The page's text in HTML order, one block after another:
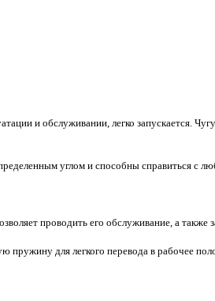
и обслуживании, легко запускается.
углом и способны справиться с
проводить его обслуживание, а также
пружину для легкого перевода в рабочее